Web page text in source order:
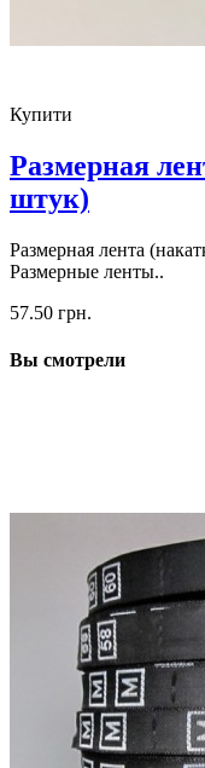
Купити
Размерная
штук)
Размерная лента
Размерные ленты..
57.50 грн.
Вы смотрели